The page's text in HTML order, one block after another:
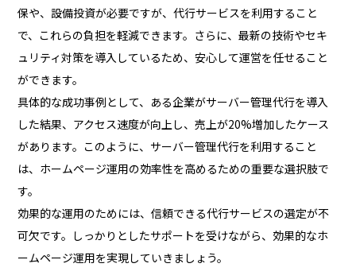
保や、設備投資が必要ですが、代行サービスを利用すること
で、これらの負担を軽減できます。さらに、最新の技術やセキ
ュリティ対策を導入しているため、安心して運営を任せること
ができます。
具体的な成功事例として、ある企業がサーバー管理代行を導入
した結果、アクセス速度が向上し、売上が20%増加したケース
があります。このように、サーバー管理代行を利用すること
は、ホームページ運用の効率性を高めるための重要な選択肢で
す。
効果的な運用のためには、信頼できる代行サービスの選定が不
可欠です。しっかりとしたサポートを受けながら、効果的なホ
ームページ運用を実現していきましょう。